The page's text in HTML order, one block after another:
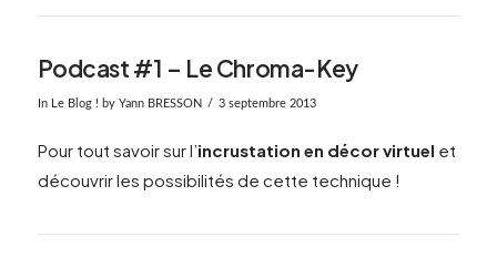
Podcast #1 – Le Chroma-Key
In Le Blog ! by Yann BRESSON 3 septembre 2013
Pour tout savoir sur l’incrustation en décor virtuel et
découvrir les possibilités de cette technique !